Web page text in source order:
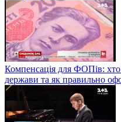
Компенсація для ФОПів:
держави та як правильно